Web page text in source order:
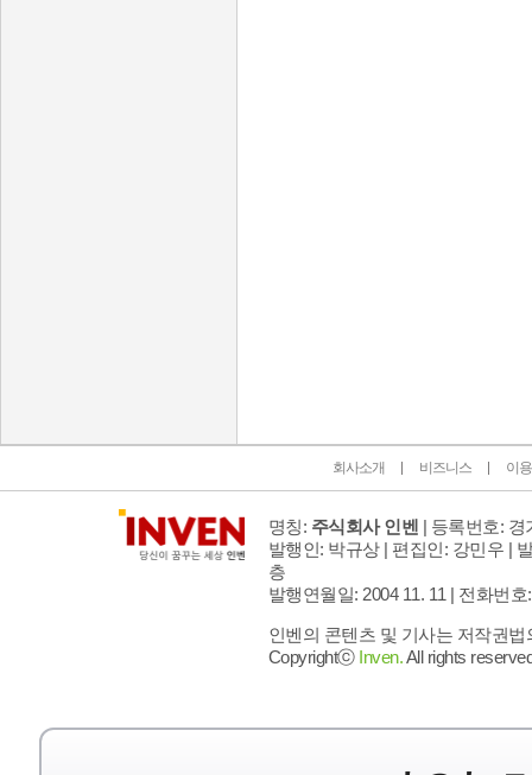
회사소개 비즈니스 이
명칭: 주식회사 인벤 | 등록번호: 경
발행인: 박규상 | 편집인: 강민우 |
층
발행연월일: 2004 11. 11 | 전화번호
인벤의 콘텐츠 및 기사는 저작권
Copyrightⓒ Inven.All rights